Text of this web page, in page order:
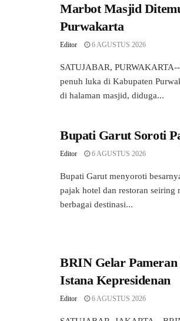
Marbot Masjid
Purwakarta
Editor 6 AGUSTUS 2026
SATUJABAR,
penuh luka di Kabupaten
di halaman masjid, diduga...
Bupati Garut Soroti
Editor 6 AGUSTUS 2026
Bupati Garut menyoroti
pajak hotel dan restoran
berbagai destinasi...
BRIN Gelar
Istana Kepresidenan
Editor 6 AGUSTUS 2026